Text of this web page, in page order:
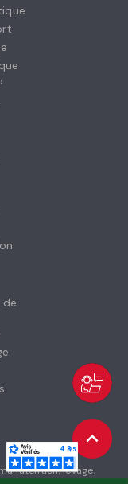
de
levage,
des entreprises et